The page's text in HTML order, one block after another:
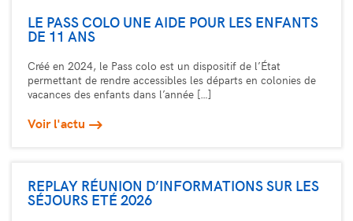
LE PASS COLO UNE AIDE POUR LES ENFANTS
DE 11 ANS
Créé en 2024, le Pass colo est un dispositif de l’État
permettant de rendre accessibles les départs en colonies de
vacances des enfants dans l’année […]
Voir l'actu
REPLAY RÉUNION D’INFORMATIONS SUR LES
SÉJOURS ETÉ 2026